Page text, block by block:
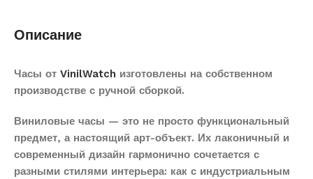
Описание
Часы от VinilWatch изготовлены на собственном
производстве с ручной сборкой.
Виниловые часы — это не просто функциональный
предмет, а настоящий арт-объект. Их лаконичный и
современный дизайн гармонично сочетается с
разными стилями интерьера: как с индустриальным